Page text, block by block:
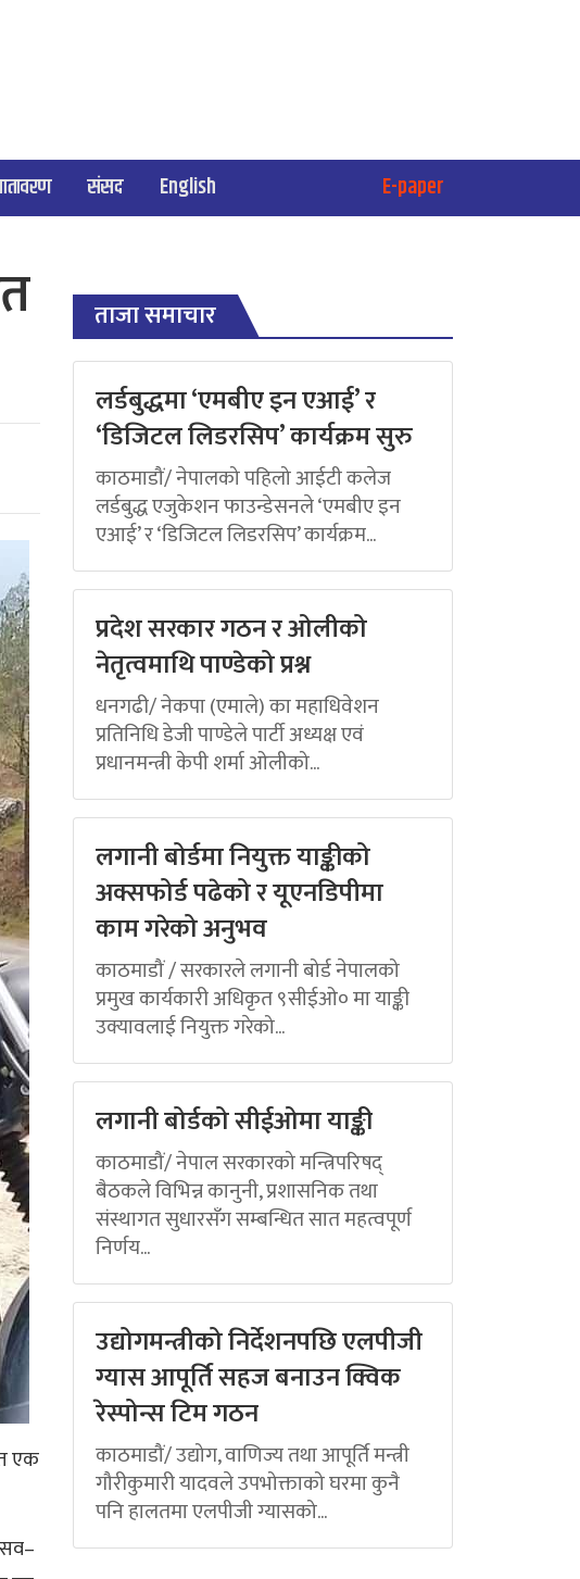
संसद English E-paper
एक
ताजा समाचार
लर्डबुद्धमा ‘एमबीए इन एआई’ र
‘डिजिटल लिडरसिप’ कार्यक्रम सुरु
काठमाडौं/ नेपालको पहिलो आईटी कलेज
लर्डबुद्ध एजुकेशन फाउन्डेसनले ‘एमबीए इन
एआई’ र ‘डिजिटल लिडरसिप’ कार्यक्रम...
प्रदेश सरकार गठन र ओलीको
नेतृत्वमाथि पाण्डेको प्रश्न
धनगढी/ नेकपा (एमाले) का महाधिवेशन
प्रतिनिधि डेजी पाण्डेले पार्टी अध्यक्ष एवं
प्रधानमन्त्री केपी शर्मा ओलीको...
लगानी बोर्डमा नियुक्त याङ्कीको
अक्सफोर्ड पढेको र यूएनडिपीमा
काम गरेको अनुभव
काठमाडौं / सरकारले लगानी बोर्ड नेपालको
प्रमुख कार्यकारी अधिकृत ९सीईओ० मा याङ्की
उक्यावलाई नियुक्त गरेको...
लगानी बोर्डको सीईओमा याङ्की
काठमाडौं/ नेपाल सरकारको मन्त्रिपरिषद्
बैठकले विभिन्न कानुनी, प्रशासनिक तथा
संस्थागत सुधारसँग सम्बन्धित सात महत्वपूर्ण
निर्णय...
उद्योगमन्त्रीको निर्देशनपछि एलपीजी
ग्यास आपूर्ति सहज बनाउन क्विक
रेस्पोन्स टिम गठन
काठमाडौं/ उद्योग, वाणिज्य तथा आपूर्ति मन्त्री
गौरीकुमारी यादवले उपभोक्ताको घरमा कुनै
पनि हालतमा एलपीजी ग्यासको...